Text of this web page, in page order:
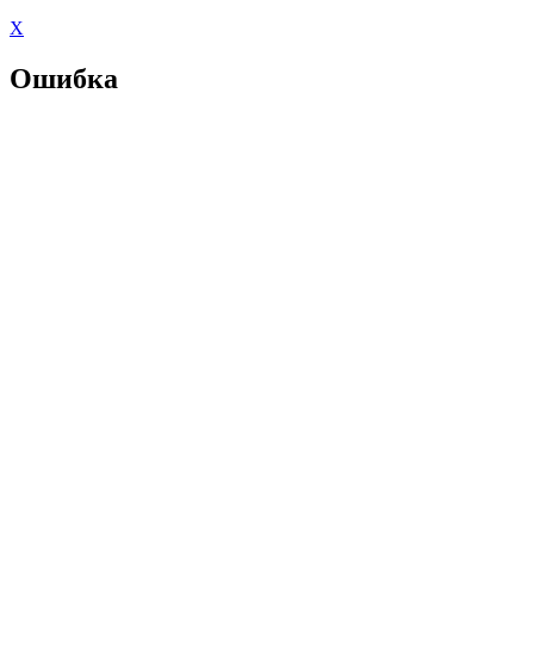
X
Ошибка